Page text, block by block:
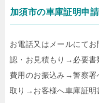
加須市の車庫証明申
お電話又はメールにてお
認・お見積もり → 必要書
費用のお振込み →警察署
取り → お客様へ車庫証明